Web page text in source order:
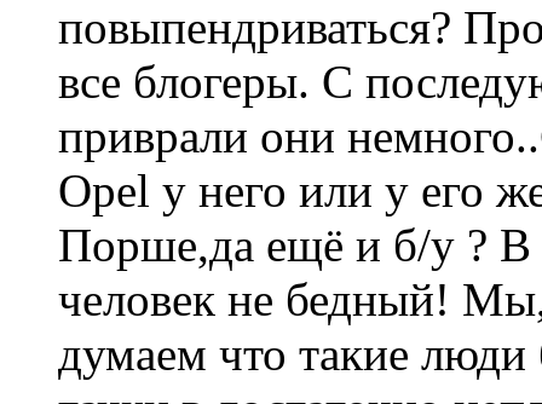
повыпендриваться?
все блогеры. С
приврали они
Opel у него или у его
Порше,да ещё и б/у ? В
человек не бедный!
думаем что такие люди